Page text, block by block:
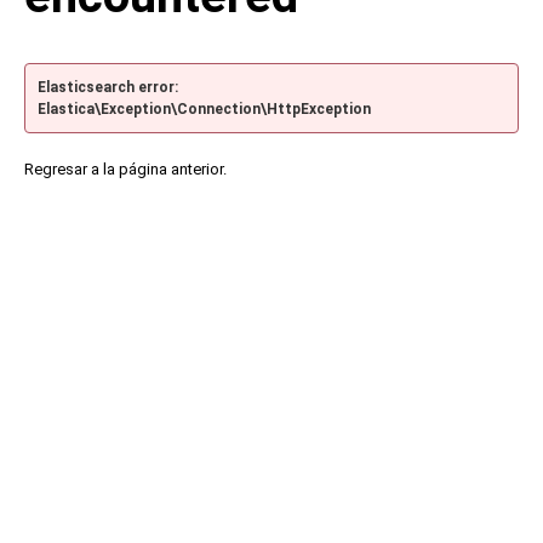
Elasticsearch error:
Elastica\Exception\Connection\HttpException
Regresar a la página anterior.